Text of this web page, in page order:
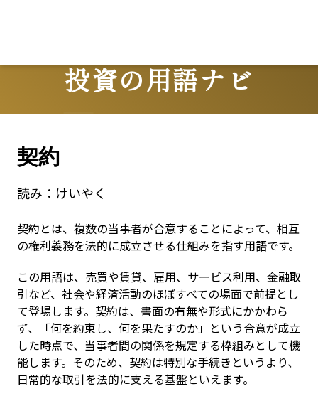
投資の用語ナビ
Terms
契約
読み： けいやく
契約とは、複数の当事者が合意することによって、相互
の権利義務を法的に成立させる仕組みを指す用語です。
この用語は、売買や賃貸、雇用、サービス利用、金融取
引など、社会や経済活動のほぼすべての場面で前提とし
て登場します。契約は、書面の有無や形式にかかわら
ず、「何を約束し、何を果たすのか」という合意が成立
した時点で、当事者間の関係を規定する枠組みとして機
能します。そのため、契約は特別な手続きというより、
日常的な取引を法的に支える基盤といえます。